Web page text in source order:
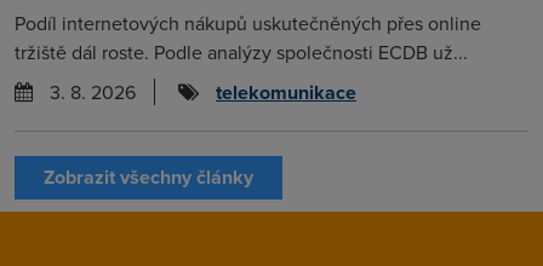
Podíl internetových nákupů uskutečněných přes online
tržiště dál roste. Podle analýzy společnosti ECDB už...
3. 8. 2026
telekomunikace
Zobrazit všechny články